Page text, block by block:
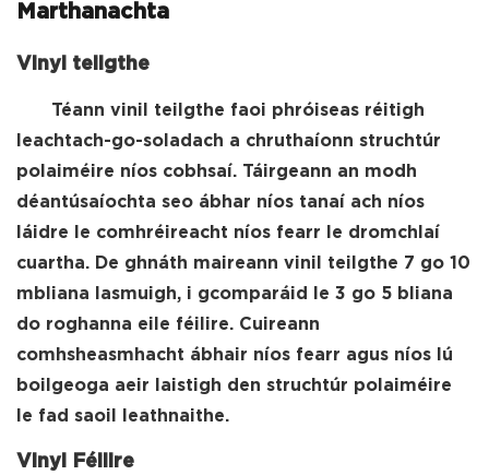
Marthanachta
Vinyl teilgthe
Téann vinil teilgthe faoi phróiseas réitigh
leachtach-go-soladach a chruthaíonn struchtúr
polaiméire níos cobhsaí. Táirgeann an modh
déantúsaíochta seo ábhar níos tanaí ach níos
láidre le comhréireacht níos fearr le dromchlaí
cuartha. De ghnáth maireann vinil teilgthe 7 go 10
mbliana lasmuigh, i gcomparáid le 3 go 5 bliana
do roghanna eile féilire. Cuireann
comhsheasmhacht ábhair níos fearr agus níos lú
boilgeoga aeir laistigh den struchtúr polaiméire
le fad saoil leathnaithe.
Vinyl Féilire